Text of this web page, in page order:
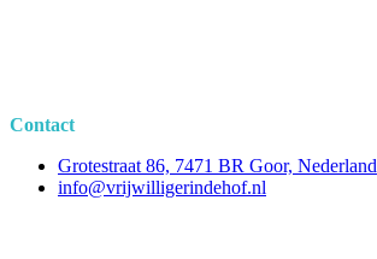
Contact
Grotestraat 86, 7471 BR Goor, Nederland
info@vrijwilligerindehof.nl